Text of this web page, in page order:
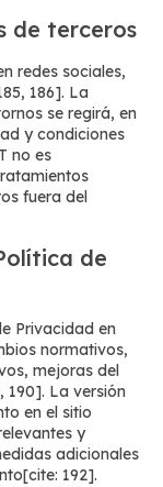
de terceros
redes sociales,
186]. La
se regirá, en
y condiciones
no es
fuera del
de
Privacidad en
normativos,
mejoras del
190]. La versión
en el sitio
y
adicionales
192].